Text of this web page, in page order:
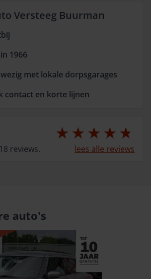
Versteeg Buurman
1966
met lokale dorpsgarages
contact en korte lijnen
reviews. lees alle reviews
auto's